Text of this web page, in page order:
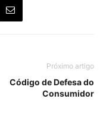
Próximo artigo
Código de Defesa do
Consumidor